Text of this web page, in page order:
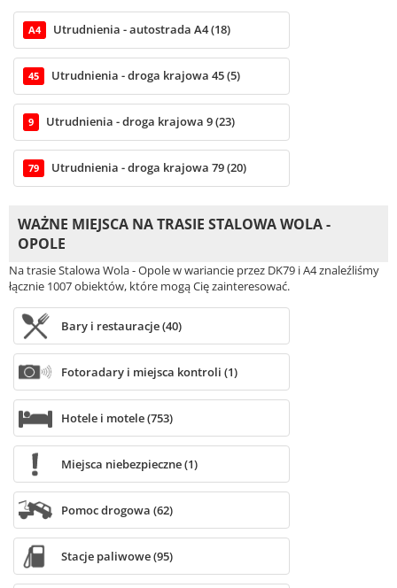
A4 Utrudnienia - autostrada A4 (18)
45 Utrudnienia - droga krajowa 45 (5)
9 Utrudnienia - droga krajowa 9 (23)
79 Utrudnienia - droga krajowa 79 (20)
WAŻNE MIEJSCA NA TRASIE STALOWA WOLA -
OPOLE
Na trasie Stalowa Wola - Opole w wariancie przez DK79 i A4 znaleźliśmy
łącznie 1007 obiektów, które mogą Cię zainteresować.
Bary i restauracje (40)
Fotoradary i miejsca kontroli (1)
Hotele i motele (753)
Miejsca niebezpieczne (1)
Pomoc drogowa (62)
Stacje paliwowe (95)